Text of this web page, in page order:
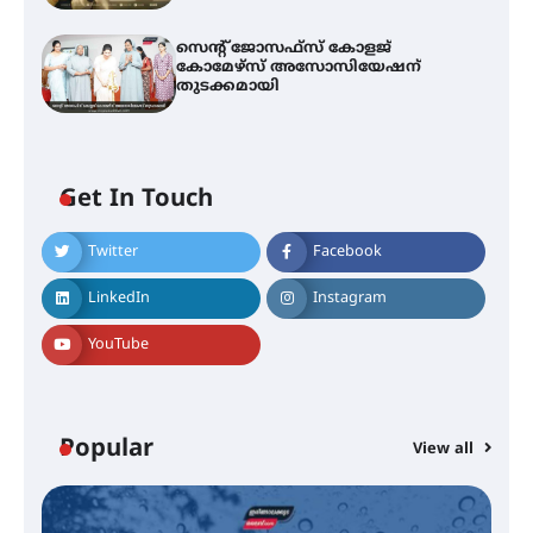
സെന്റ് ജോസഫ്സ് കോളജ്
കോമേഴ്‌സ് അസോസിയേഷന്
തുടക്കമായി
Get In Touch
Twitter Facebook
LinkedIn Instagram
YouTube
Popular View all
എം.ജി. യൂണിവേഴ്‌സിറ്റിയിൽ നിന്ന്
ഇംഗ്ളീഷ് സാഹിത്യത്തിൽ
ഡോക്ടറേറ്റ് നേടിയ എൻ. ആര്യ
വെള്ളിയാഴ്ച സ്‌ക്രീൻ ചെയ്യുന്നു